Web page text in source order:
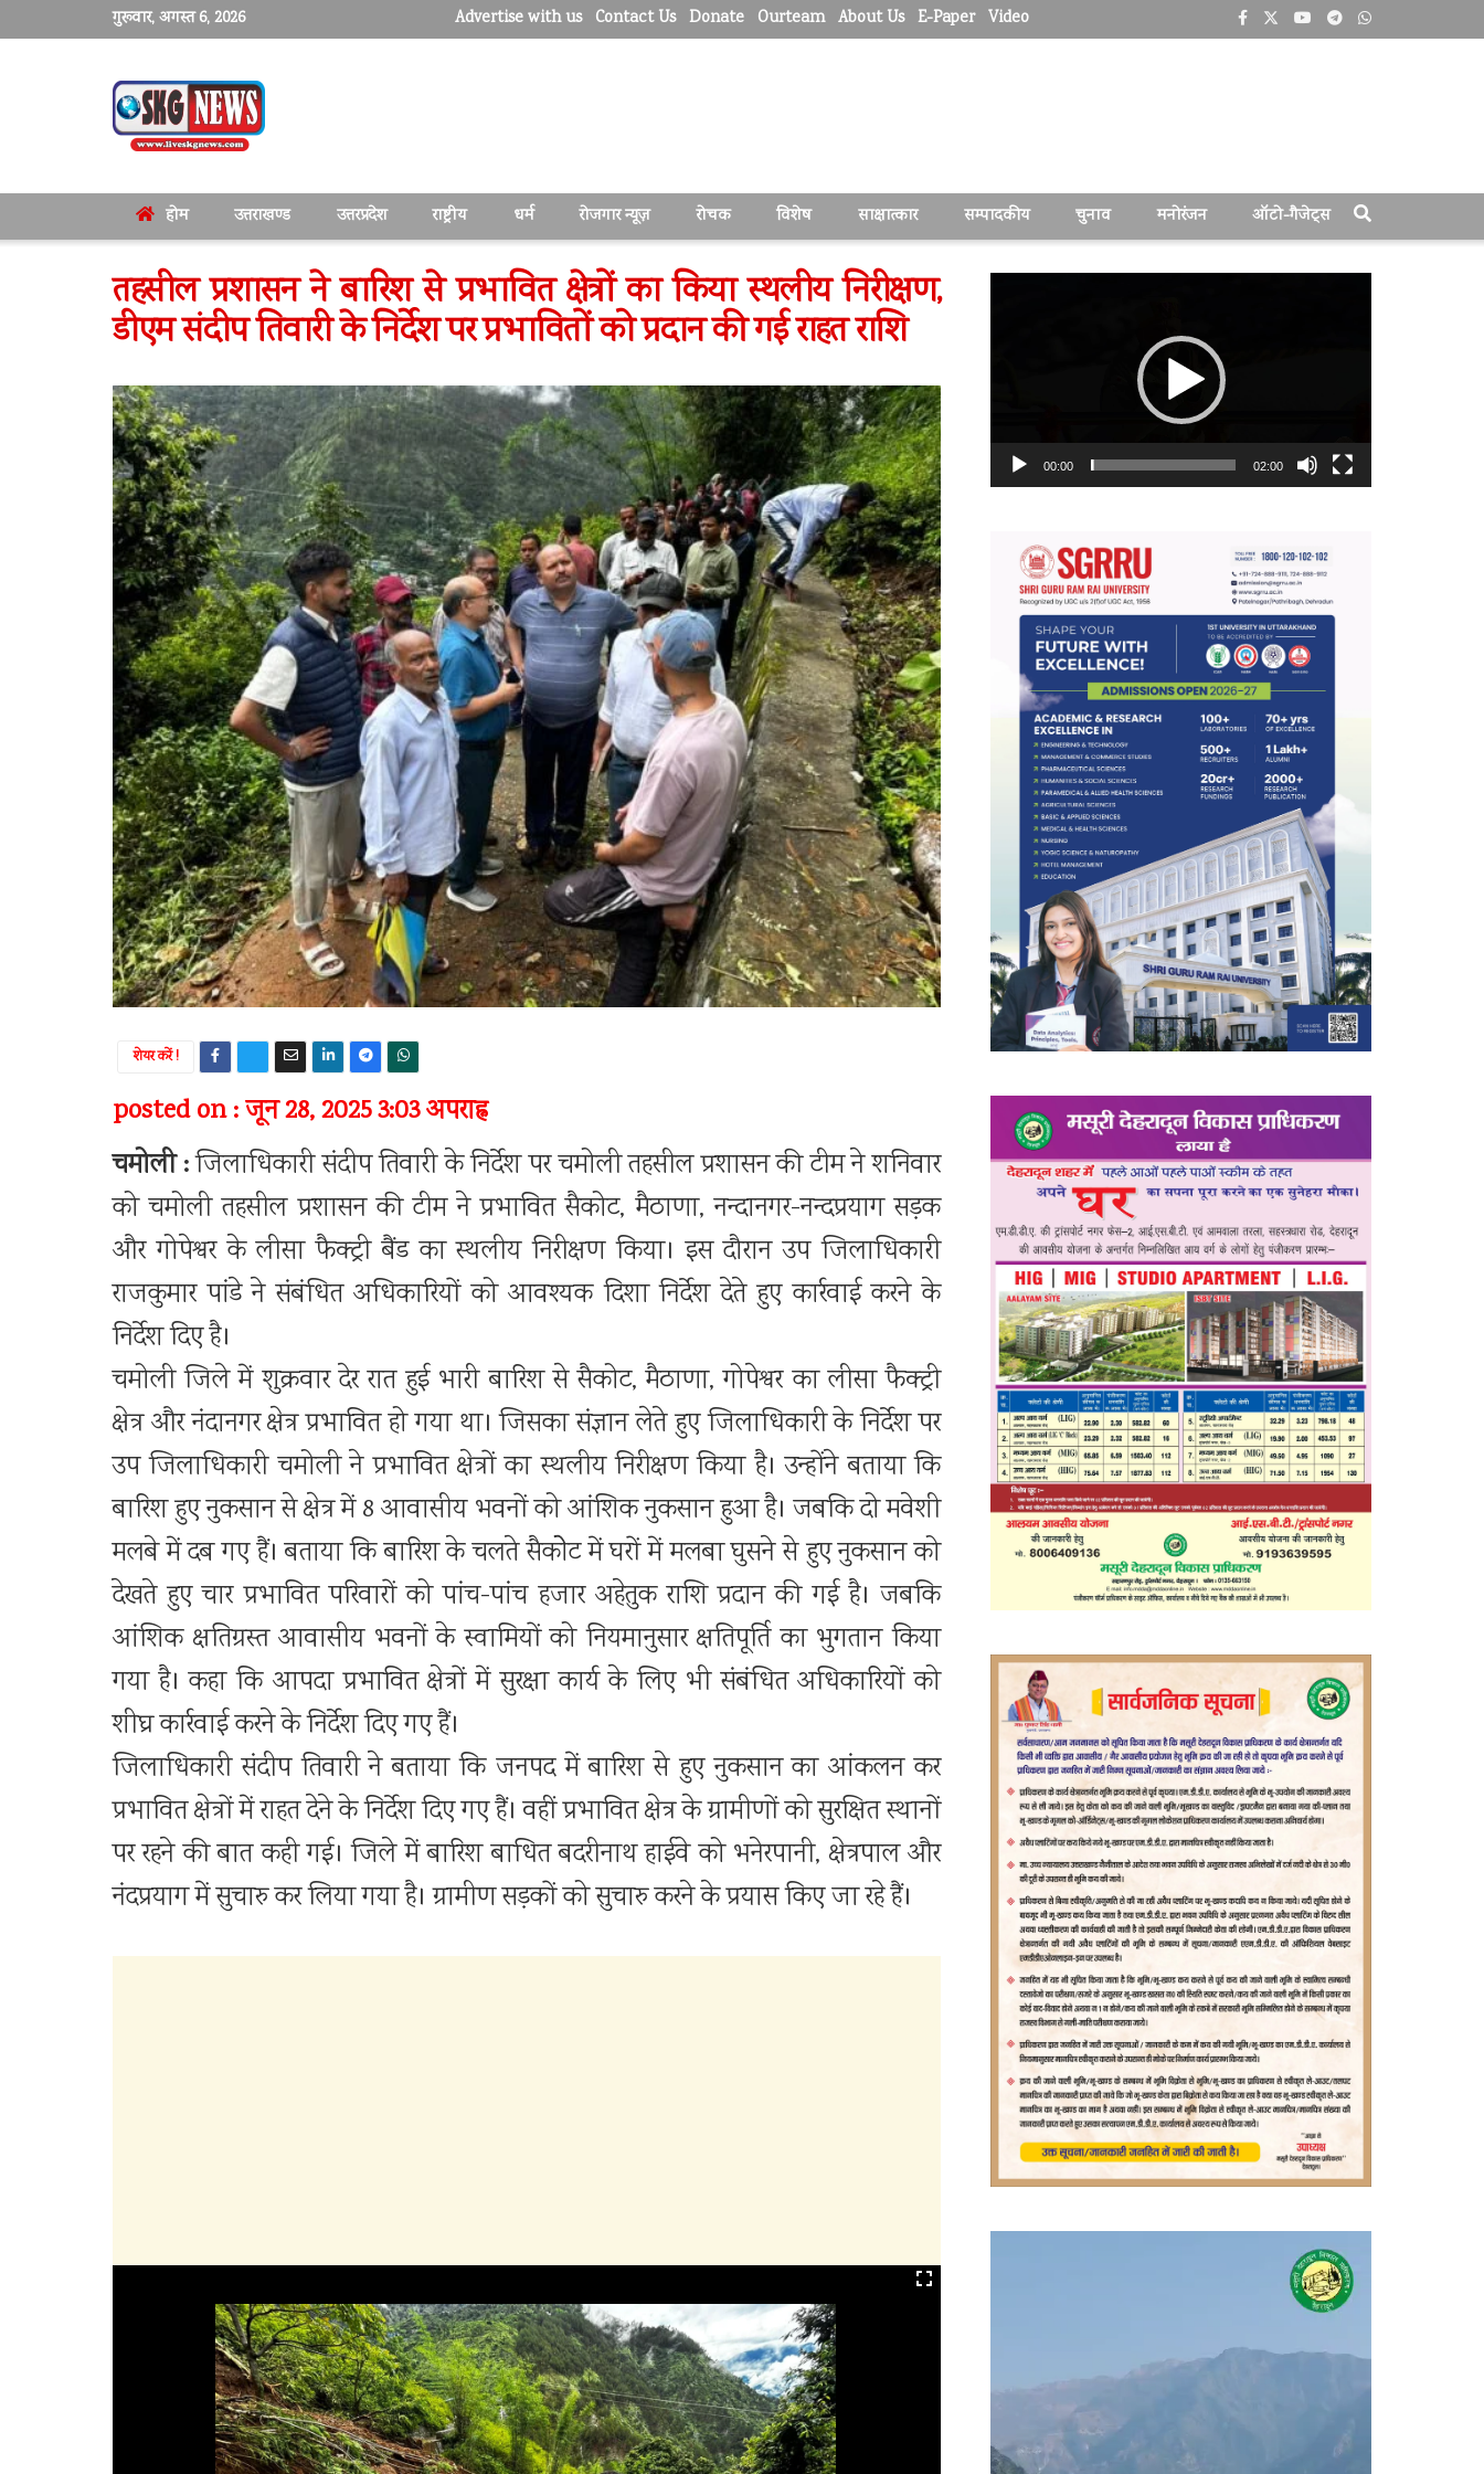
गुरूवार, अगस्त 6, 2026 Advertise with us Contact Us Donate Ourteam About Us E-Paper Video
होम उत्तराखण्ड उत्तरप्रदेश राष्ट्रीय धर्म रोजगार न्यूज़ रोचक विशेष साक्षात्कार सम्पादकीय चुनाव मनोरंजन ऑटो-गैजेट्स
तहसील प्रशासन ने बारिश से प्रभावित क्षेत्रों का किया स्थलीय निरीक्षण,
डीएम संदीप तिवारी के निर्देश पर प्रभावितों को प्रदान की गई राहत राशि
शेयर करें !
posted on : जून 28, 2025 3:03 अपराह्न
चमोली :जिलाधिकारी संदीप तिवारी के निर्देश पर चमोली तहसील प्रशासन की टीम ने शनिवार
को चमोली तहसील प्रशासन की टीम ने प्रभावित सैकोट, मैठाणा, नन्दानगर-नन्दप्रयाग सड़क
और गोपेश्वर के लीसा फैक्ट्री बैंड का स्थलीय निरीक्षण किया। इस दौरान उप जिलाधिकारी
राजकुमार पांडे ने संबंधित अधिकारियों को आवश्यक दिशा निर्देश देते हुए कार्रवाई करने के
निर्देश दिए है।
चमोली जिले में शुक्रवार देर रात हुई भारी बारिश से सैकोट, मैठाणा, गोपेश्वर का लीसा फैक्ट्री
क्षेत्र और नंदानगर क्षेत्र प्रभावित हो गया था। जिसका संज्ञान लेते हुए जिलाधिकारी के निर्देश पर
उप जिलाधिकारी चमोली ने प्रभावित क्षेत्रों का स्थलीय निरीक्षण किया है। उन्होंने बताया कि
बारिश हुए नुकसान से क्षेत्र में 8 आवासीय भवनों को आंशिक नुकसान हुआ है। जबकि दो मवेशी
मलबे में दब गए हैं। बताया कि बारिश के चलते सैकोेट में घरों में मलबा घुसने से हुए नुकसान को
देखते हुए चार प्रभावित परिवारों को पांच-पांच हजार अहेतुक राशि प्रदान की गई है। जबकि
आंशिक क्षतिग्रस्त आवासीय भवनों के स्वामियों को नियमानुसार क्षतिपूर्ति का भुगतान किया
गया है। कहा कि आपदा प्रभावित क्षेत्रों में सुरक्षा कार्य के लिए भी संबंधित अधिकारियों को
शीघ्र कार्रवाई करने के निर्देश दिए गए हैं।
जिलाधिकारी संदीप तिवारी ने बताया कि जनपद में बारिश से हुए नुकसान का आंकलन कर
प्रभावित क्षेत्रों में राहत देने के निर्देश दिए गए हैं। वहीं प्रभावित क्षेत्र के ग्रामीणों को सुरक्षित स्थानों
पर रहने की बात कही गई। जिले में बारिश बाधित बदरीनाथ हाईवे को भनेरपानी, क्षेत्रपाल और
नंदप्रयाग में सुचारु कर लिया गया है। ग्रामीण सड़कों को सुचारु करने के प्रयास किए जा रहे हैं।
00:00 02:00